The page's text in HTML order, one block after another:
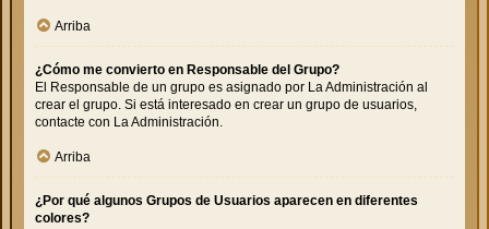
Arriba
¿Cómo me convierto en Responsable del Grupo?
El Responsable de un grupo es asignado por La Administración al
crear el grupo. Si está interesado en crear un grupo de usuarios,
contacte con La Administración.
Arriba
¿Por qué algunos Grupos de Usuarios aparecen en diferentes
colores?